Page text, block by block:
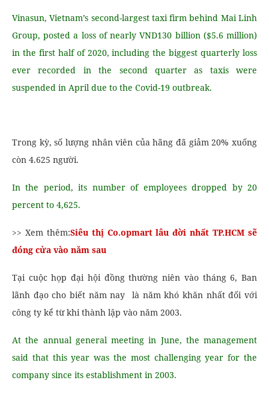
Vinasun, Vietnam’s second-largest taxi firm behind Mai Linh
Group, posted a loss of nearly VND130 billion ($5.6 million)
in the first half of 2020, including the biggest quarterly loss
ever recorded in the second quarter as taxis were
suspended in April due to the Covid-19 outbreak.
Trong kỳ, số lượng nhân viên của hãng đã giảm 20% xuống
còn 4.625 người.
In the period, its number of employees dropped by 20
percent to 4,625.
>> Xem thêm:Siêu thị Co.opmart lâu đời nhất TP.HCM sẽ
đóng cửa vào năm sau
Tại cuộc họp đại hội đồng thường niên vào tháng 6, Ban
lãnh đạo cho biết năm nay là năm khó khăn nhất đối với
công ty kể từ khi thành lập vào năm 2003.
At the annual general meeting in June, the management
said that this year was the most challenging year for the
company since its establishment in 2003.